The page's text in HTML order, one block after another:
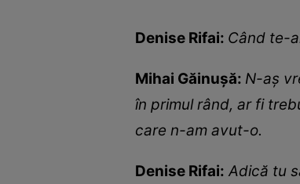
Denise Rifai: Când te-
Mihai Găinușă: N-aș
în primul rând, ar fi
care n-am avut-o.
Denise Rifai: Adică tu